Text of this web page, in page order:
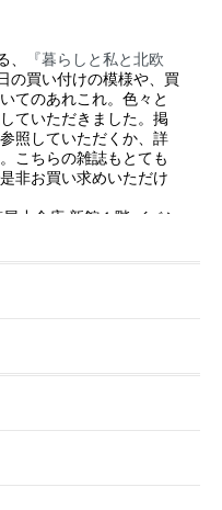
、
『暮らしと私と北欧
の買い付けの模様や、買
てのあれこれ。色々と
ていただきました。掲
照していただくか、詳
こちらの雑誌もとても
非お買い求めいただけ
小倉店 新館１階 イベン